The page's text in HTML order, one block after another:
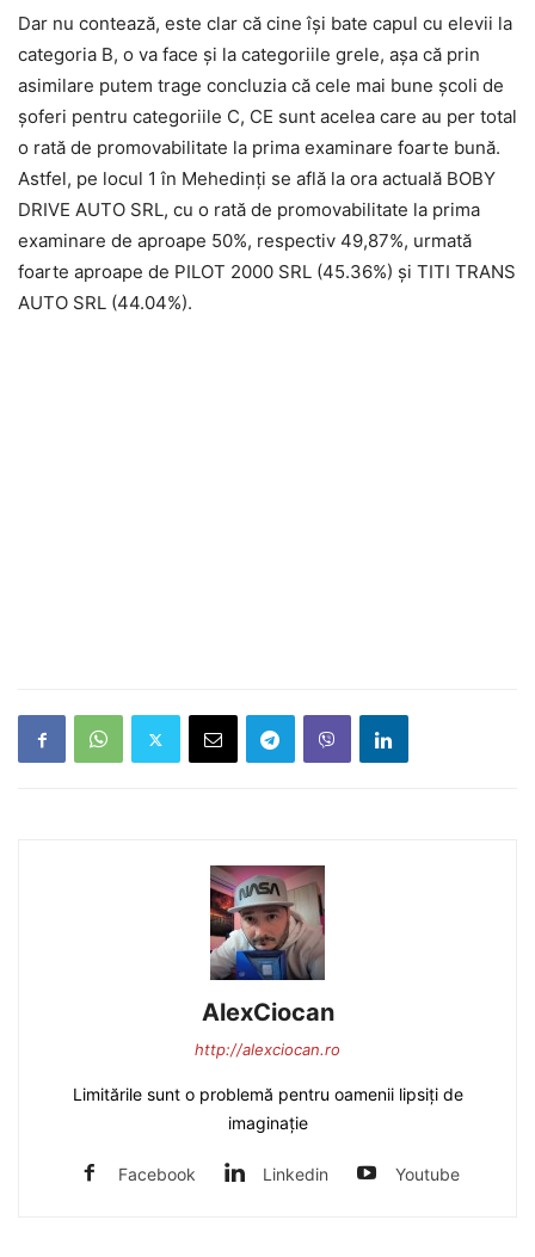
Dar nu contează, este clar că cine își bate capul cu elevii la
categoria B, o va face și la categoriile grele, așa că prin
asimilare putem trage concluzia că cele mai bune școli de
șoferi pentru categoriile C, CE sunt acelea care au per total
o rată de promovabilitate la prima examinare foarte bună.
Astfel, pe locul 1 în Mehedinți se află la ora actuală BOBY
DRIVE AUTO SRL, cu o rată de promovabilitate la prima
examinare de aproape 50%, respectiv 49,87%, urmată
foarte aproape de PILOT 2000 SRL (45.36%) și TITI TRANS
AUTO SRL (44.04%).
AlexCiocan
http://alexciocan.ro
Limitările sunt o problemă pentru oamenii lipsiți de
imaginație
Facebook Linkedin Youtube